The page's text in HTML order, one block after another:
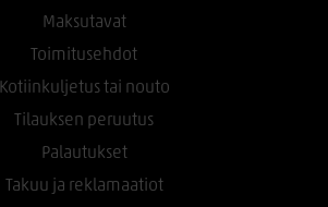
Maksutavat
Toimitusehdot
Kotiinkuljetus tai nouto
Tilauksen peruutus
Palautukset
Takuu ja reklamaatiot